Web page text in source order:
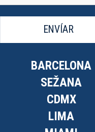
ENVÍAR
BARCELONA
SEŽANA
CDMX
LIMA